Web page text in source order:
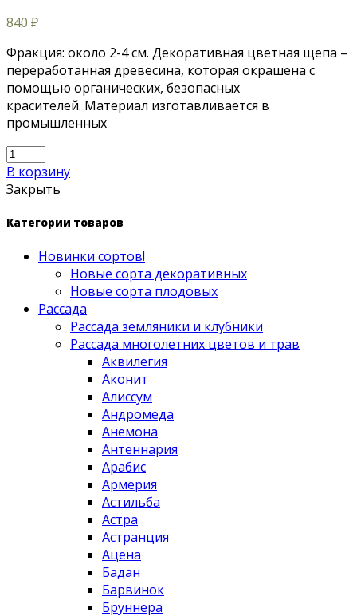
840 ₽
Фракция: около 2-4 см. Декоративная цветная щепа –
переработанная древесина, которая окрашена с
помощью органических, безопасных
красителей. Материал изготавливается в
промышленных
В корзину
Закрыть
Категории товаров
Новинки сортов!
Новые сорта декоративных
Новые сорта плодовых
Рассада
Рассада земляники и клубники
Рассада многолетних цветов и трав
Аквилегия
Аконит
Алиссум
Андромеда
Анемона
Антеннария
Арабис
Армерия
Астильба
Астра
Астранция
Ацена
Бадан
Барвинок
Бруннера